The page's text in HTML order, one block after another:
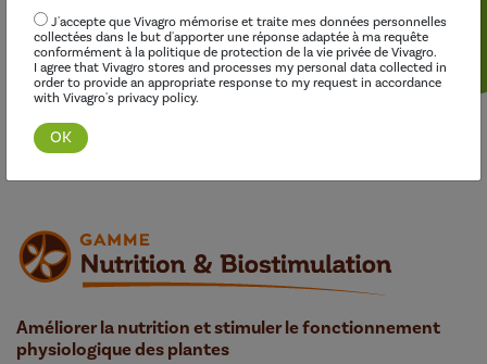
Découvrir cette gamme
Améliorer la nutrition et stimuler le fonctionnement
physiologique des plantes
J'accepte que Vivagro mémorise et traite mes données personnelles
collectées dans le but d'apporter une réponse adaptée à ma requête
conformément à la politique de protection de la vie privée de Vivagro.
I agree that Vivagro stores and processes my personal data collected in
order to provide an appropriate response to my request in accordance
with Vivagro's privacy policy.